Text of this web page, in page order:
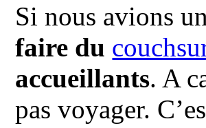
Si nous avions
faire du
accueillants. A
pas voyager.